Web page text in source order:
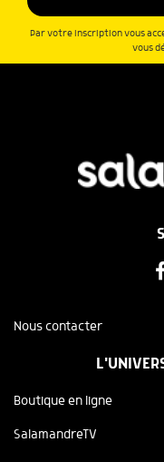
Par votre inscription vous
vous
Nous contacter
Boutique en ligne
SalamandreTV